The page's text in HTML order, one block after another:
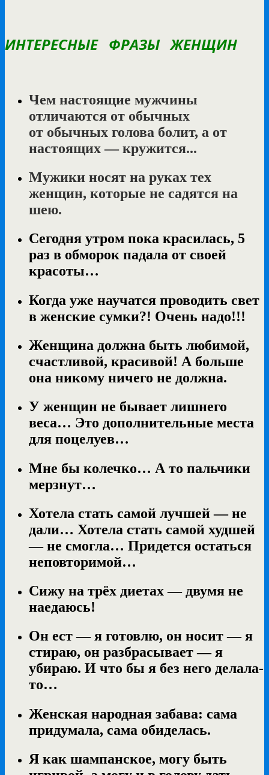
ИНТЕРЕСНЫЕ ФРАЗЫ ЖЕНЩИН
Чем настоящие мужчины
отличаются от обычных
от обычных голова болит, а от
настоящих — кружится...
Мужики носят на руках тех
женщин, которые не садятся на
шею.
Сегодня утром пока красилась, 5
раз в обморок падала от своей
красоты…
Когда уже научатся проводить свет
в женские сумки?! Очень надо!!!
Женщина должна быть любимой,
счастливой, красивой! А больше
она никому ничего не должна.
У женщин не бывает лишнего
веса… Это дополнительные места
для поцелуев…
Мне бы колечко… А то пальчики
мерзнут…
Хотела стать самой лучшей — не
дали… Хотела стать самой худшей
— не смогла… Придется остаться
неповторимой…
Сижу на трёх диетах — двумя не
наедаюсь!
Он ест — я готовлю, он носит — я
стираю, он разбрасывает — я
убираю. И что бы я без него делала-
то…
Женская народная забава: сама
придумала, сама обиделась.
Я как шампанское, могу быть